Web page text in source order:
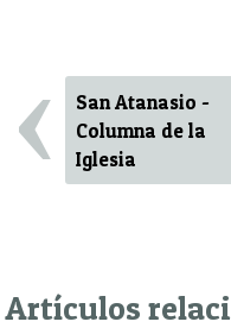
‹
San Atanasio -
Columna de la
Iglesia
Artículos